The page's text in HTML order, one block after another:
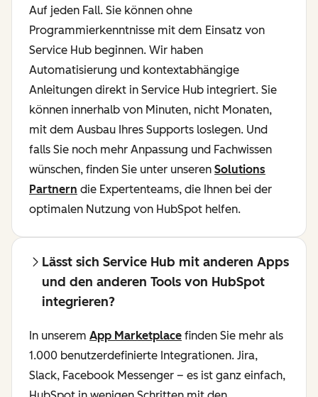
Auf jeden Fall. Sie können ohne
Programmierkenntnisse mit dem Einsatz von
Service Hub beginnen. Wir haben
Automatisierung und kontextabhängige
Anleitungen direkt in Service Hub integriert. Sie
können innerhalb von Minuten, nicht Monaten,
mit dem Ausbau Ihres Supports loslegen. Und
falls Sie noch mehr Anpassung und Fachwissen
wünschen, finden Sie unter unseren Solutions
Partnern die Expertenteams, die Ihnen bei der
optimalen Nutzung von HubSpot helfen.
Lässt sich Service Hub mit anderen Apps
und den anderen Tools von HubSpot
integrieren?
In unserem App Marketplace finden Sie mehr als
1.000 benutzerdefinierte Integrationen. Jira,
Slack, Facebook Messenger – es ist ganz einfach,